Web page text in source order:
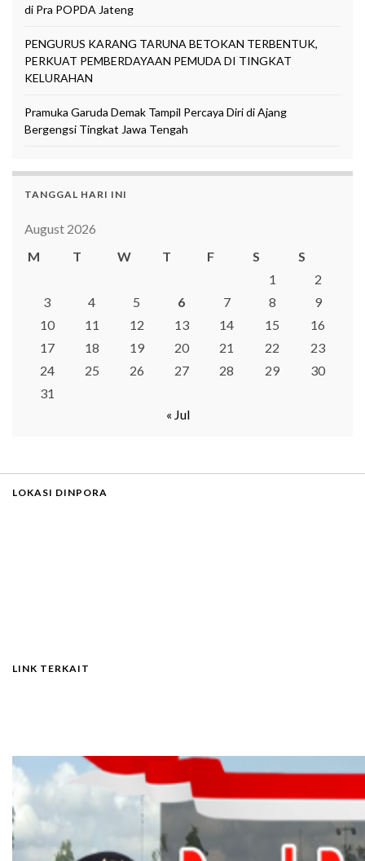
di Pra POPDA Jateng
PENGURUS KARANG TARUNA BETOKAN TERBENTUK,
PERKUAT PEMBERDAYAAN PEMUDA DI TINGKAT
KELURAHAN
Pramuka Garuda Demak Tampil Percaya Diri di Ajang
Bergengsi Tingkat Jawa Tengah
TANGGAL HARI INI
August 2026
M
T W T F S
S
1
2
3
4 5 6 7 8
9
10
11 12 13 14 15
16
17
18 19 20 21 22
23
24
25 26 27 28 29
30
31
« Jul
LOKASI DINPORA
LINK TERKAIT